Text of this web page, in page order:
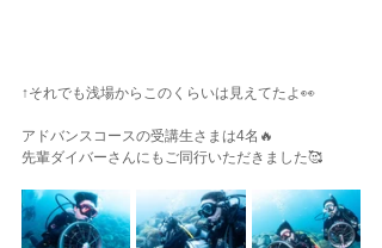
↑それでも浅場からこのくらいは見えてたよ👀
アドバンスコースの受講生さまは4名🔥
先輩ダイバーさんにもご同行いただきました🥰